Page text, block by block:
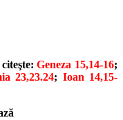
citeşte:Geneza 15,14-16;
23,23.24; Ioan 14,15-